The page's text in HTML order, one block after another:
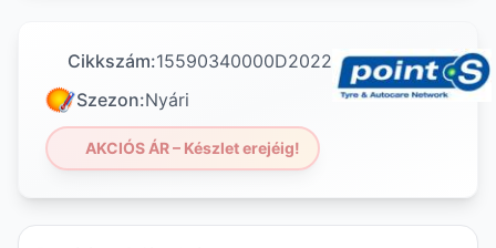
Cikkszám:15590340000D2022
Szezon:Nyári
AKCIÓS ÁR – Készlet erejéig!